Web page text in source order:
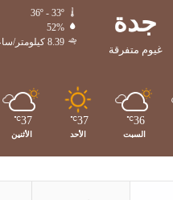
جدة
غيوم متفرقة
36º - 33º
52%
8.39 كيلومتر/ساعة
36
℃
السبت
37
℃
الأحد
37
℃
الأثنين